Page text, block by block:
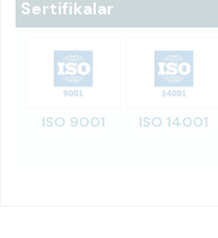
Sertifikalar
ISO 9001 ISO 14001